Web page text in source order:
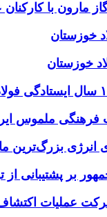
با کارکنان
خوزستان
خوزستان
فرهنگی ملموس
بر پشتیبانی از